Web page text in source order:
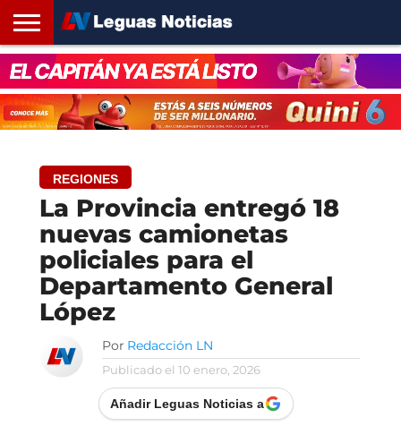
INICIO
SANTA
FE
ROSARIO24
REGIONES
ARGENTINA
OPINIÓN
CONTACTO
REGIONES
La Provincia entregó 18
nuevas camionetas
policiales para el
Departamento General
López
Por Redacción LN
Publicado el 10 enero, 2026
Añadir Leguas Noticias a